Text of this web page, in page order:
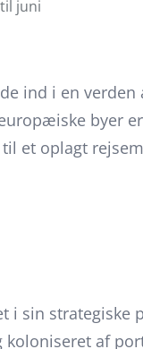
juni
ind i en verden
byer
et oplagt
fra
Velha.
og
i sin strategiske
af